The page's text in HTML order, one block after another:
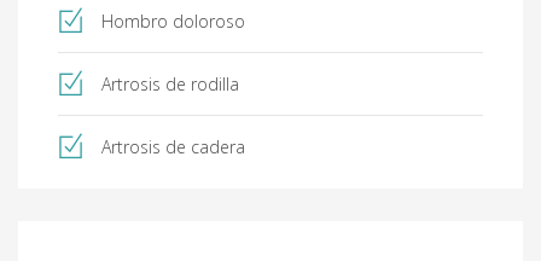
Hombro doloroso
Artrosis de rodilla
Artrosis de cadera